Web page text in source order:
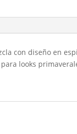
con diseño en
looks